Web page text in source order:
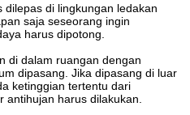
di lingkungan ledakan
saja seseorang ingin
harus dipotong.
di dalam ruangan dengan
dipasang. Jika dipasang di luar
ketinggian tertentu dari
harus dilakukan.